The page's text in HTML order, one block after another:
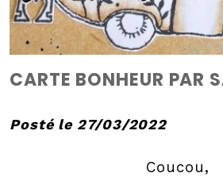
CARTE BONHEUR PAR
Posté le 27/03/2022
Coucou,